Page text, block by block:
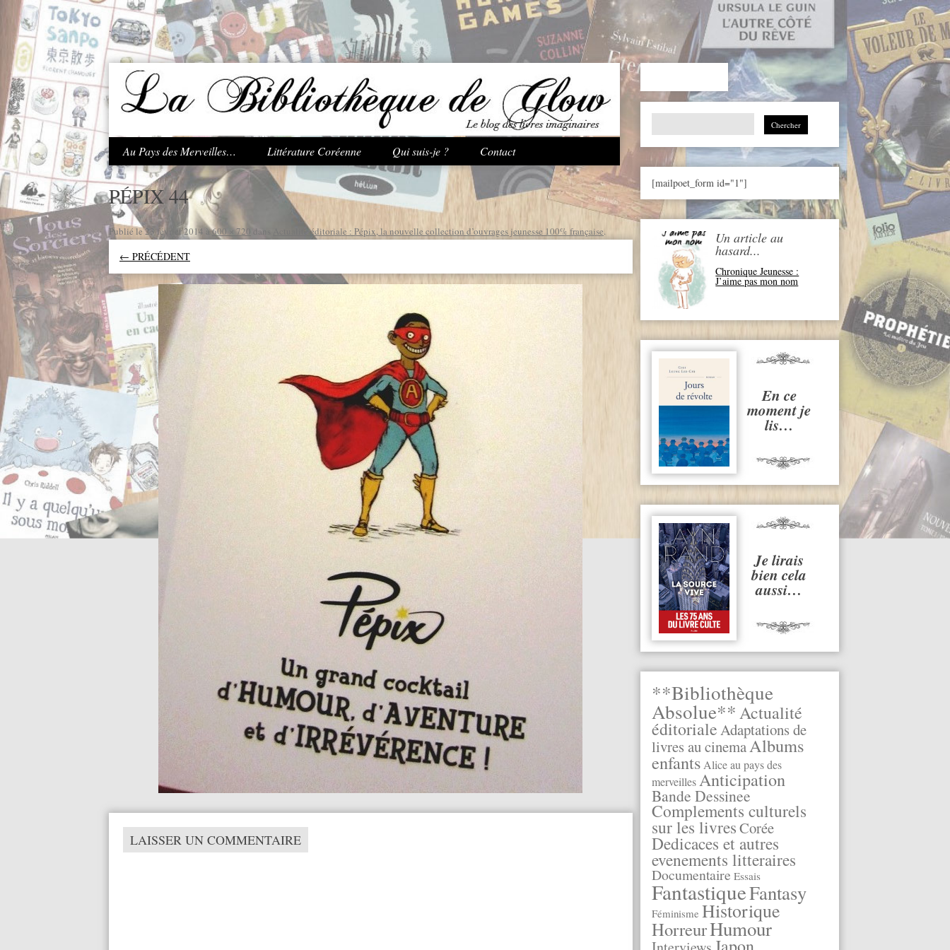
.
Aller au contenu principal
Au Pays des Merveilles… Littérature Coréenne Qui suis-je ? Contact
Search
[mailpoet_form id="1"]
Un article au
hasard...
Chronique Jeunesse :
J’aime pas mon nom
En ce
moment je
lis…
Je lirais
bien cela
aussi…
**Bibliothèque
Absolue**Actualité
éditorialeAdaptations de
livres au cinemaAlbums
enfantsAlice au pays des
merveillesAnticipation
Bande Dessinee
Complements culturels
sur les livresCorée
Dedicaces et autres
evenements litteraires
Documentaire Essais
FantastiqueFantasy
Féminisme Historique
HorreurHumour
PÉPIX 44
Publié le23 février 2014 à600 × 720 dans Actualité éditoriale : Pépix, la nouvelle collection d’ouvrages jeunesse 100% française.
← PRÉCÉDENT
LAISSER UN COMMENTAIRE